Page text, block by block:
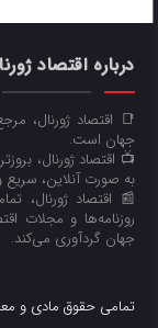
درباره اقتصاد
📑 اقتصاد ژورنال،
جهان است.
📺 اقتصاد ژورنال،
به صورت آنلاین، سریع
📰 اقتصاد ژورنال،
روزنامه‌ها و مجلات
جهان گردآوری می‌کند.
تمامی حقوق مادی و